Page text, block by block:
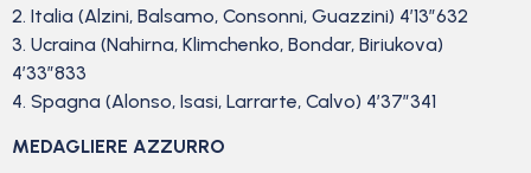
2. Italia (Alzini, Balsamo, Consonni, Guazzini) 4’13″632
3. Ucraina (Nahirna, Klimchenko, Bondar, Biriukova)
4’33″833
4. Spagna (Alonso, Isasi, Larrarte, Calvo) 4’37″341
MEDAGLIERE AZZURRO